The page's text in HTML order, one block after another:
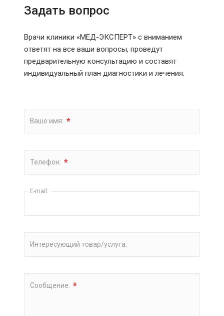
Задать вопрос
Врачи клиники «МЕД-ЭКСПЕРТ» с вниманием
ответят на все ваши вопросы, проведут
предварительную консультацию и составят
индивидуальный план диагностики и лечения.
Ваше имя: *
Телефон: *
E-mail:
Интересующий товар/услуга:
Сообщение: *